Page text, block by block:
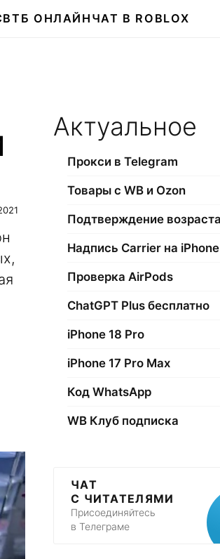
ВТБ ОНЛАЙН ЧАТ В ROBLOX
Актуальное
Прокси в Telegram
Товары с WB и Ozon
Надпись Carrier на iPhone
Проверка AirPods
ChatGPT Plus бесплатно
iPhone 18 Pro
iPhone 17 Pro Max
Код WhatsApp
WB Клуб подписка
ЧАТ
С ЧИТАТЕЛЯМИ
Присоединяйтесь
в Телеграме